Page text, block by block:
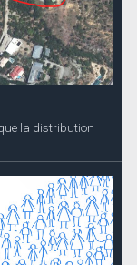
la distribution